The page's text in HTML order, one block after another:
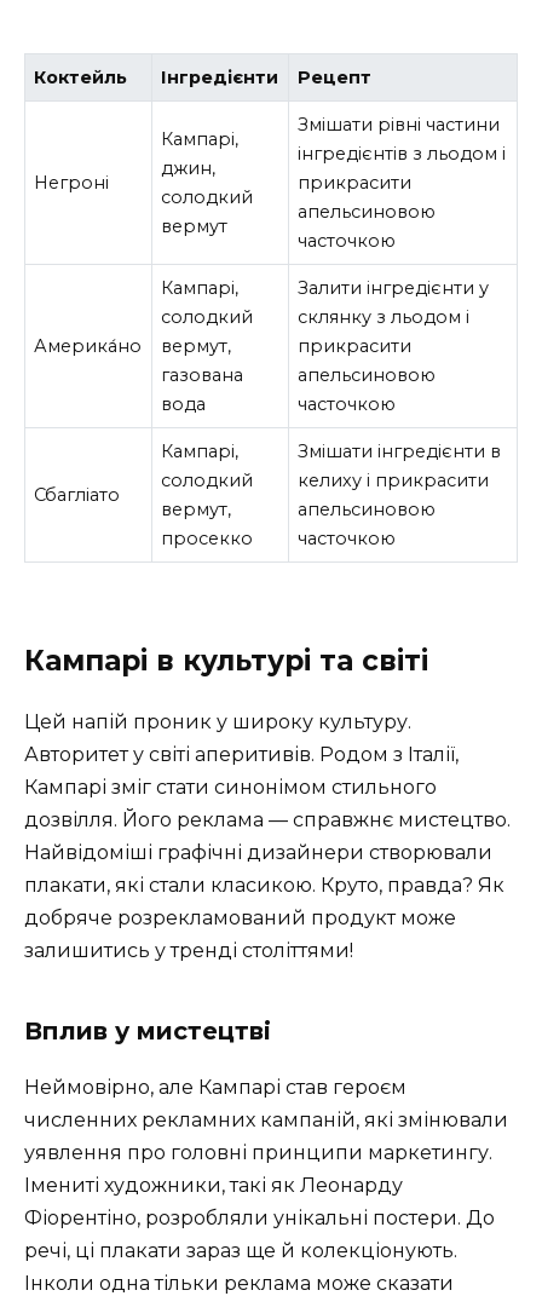
Коктейль Інгредієнти Рецепт
Негроні
Кампарі,
джин,
солодкий
вермут
Змішати рівні частини
інгредієнтів з льодом і
прикрасити
апельсиновою
часточкою
Америка́но
Кампарі,
солодкий
вермут,
газована
вода
Залити інгредієнти у
склянку з льодом і
прикрасити
апельсиновою
часточкою
Сбагліато
Кампарі,
солодкий
вермут,
просекко
Змішати інгредієнти в
келиху і прикрасити
апельсиновою
часточкою
Кампарі в культурі та світі
Цей напій проник у широку культуру.
Авторитет у світі аперитивів. Родом з Італії,
Кампарі зміг стати синонімом стильного
дозвілля. Його реклама — справжнє мистецтво.
Найвідоміші графічні дизайнери створювали
плакати, які стали класикою. Круто, правда? Як
добряче розрекламований продукт може
залишитись у тренді століттями!
Вплив у мистецтві
Неймовірно, але Кампарі став героєм
численних рекламних кампаній, які змінювали
уявлення про головні принципи маркетингу.
Імениті художники, такі як Леонарду
Фіорентіно, розробляли унікальні постери. До
речі, ці плакати зараз ще й колекціонують.
Інколи одна тільки реклама може сказати